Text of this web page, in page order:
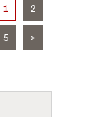
1 2
5 >